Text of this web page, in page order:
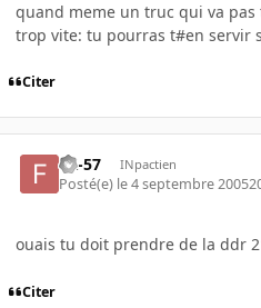
quand meme un truc qui va
trop vite: tu pourras t#en servir
Citer
FX-57 INpactien
Posté(e) le 4 septembre 2005
ouais tu doit prendre de la ddr
Citer